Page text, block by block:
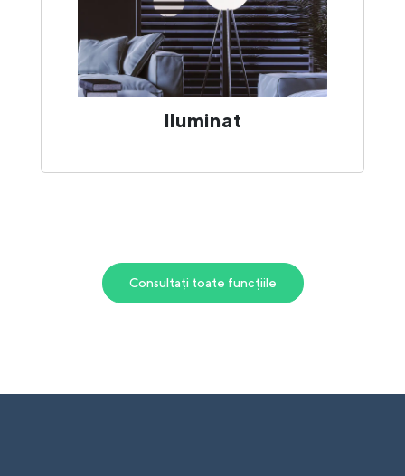
Iluminat
Consultați toate funcțiile